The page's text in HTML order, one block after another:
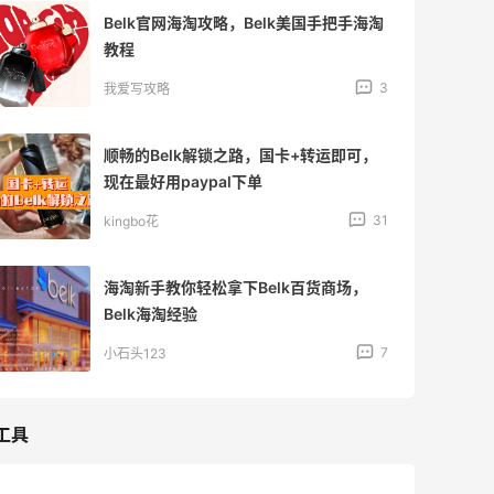
Belk官网海淘攻略，Belk美国手把手海淘
教程
我爱写攻略 3
顺畅的Belk解锁之路，国卡+转运即可，
现在最好用paypal下单
kingbo花 31
海淘新手教你轻松拿下Belk百货商场，
Belk海淘经验
小石头123 7
具